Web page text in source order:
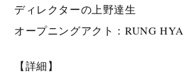
ディレクターの上野達生
オープニングアクト：RUNG
【詳細】